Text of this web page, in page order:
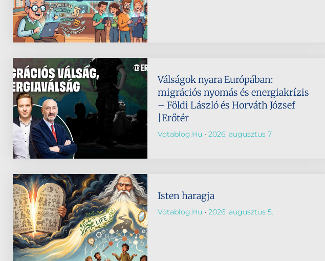
Válságok nyara Európában:
migrációs nyomás és energiakrízis
– Földi László és Horváth József
|Erőtér
Vdtablog.hu 2026. augusztus 7.
Isten haragja
Vdtablog.hu 2026. augusztus 5.